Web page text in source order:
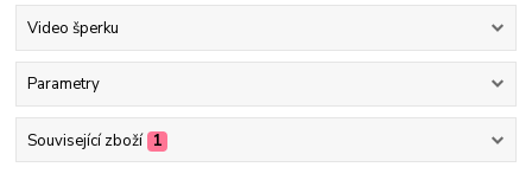
Video šperku
Parametry
Související zboží 1